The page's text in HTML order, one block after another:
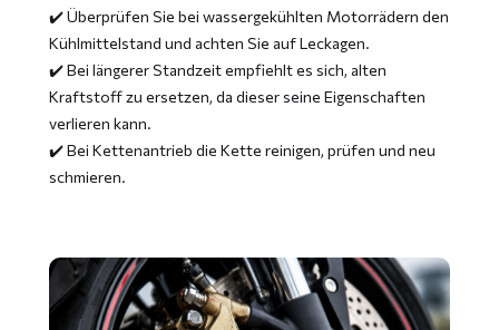
✔️ Überprüfen Sie bei wassergekühlten Motorrädern den
Kühlmittelstand und achten Sie auf Leckagen.
✔️ Bei längerer Standzeit empfiehlt es sich, alten
Kraftstoff zu ersetzen, da dieser seine Eigenschaften
verlieren kann.
✔️ Bei Kettenantrieb die Kette reinigen, prüfen und neu
schmieren.